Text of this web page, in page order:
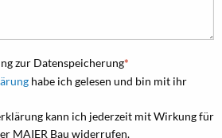
zur Datenspeicherung
habe ich gelesen und bin mit ihr
kann ich jederzeit mit Wirkung für
MAIER Bau widerrufen.